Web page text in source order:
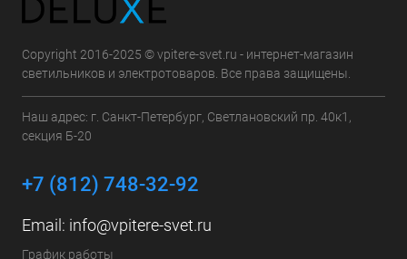
Copyright 2016-2025 © vpitere-svet.ru - интернет-магазин
светильников и электротоваров. Все права защищены.
Наш адрес: г. Санкт-Петербург, Светлановский пр. 40к1,
секция Б-20
+7 (812) 748-32-92
Email: info@vpitere-svet.ru
График работы